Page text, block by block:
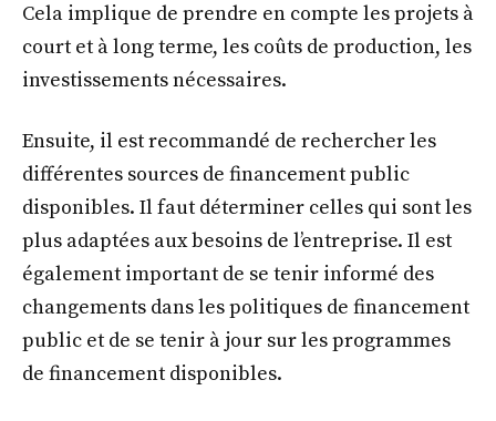
Cela implique de prendre en compte les projets à
court et à long terme, les coûts de production, les
investissements nécessaires.
Ensuite, il est recommandé de rechercher les
différentes sources de financement public
disponibles. Il faut déterminer celles qui sont les
plus adaptées aux besoins de l’entreprise. Il est
également important de se tenir informé des
changements dans les politiques de financement
public et de se tenir à jour sur les programmes
de financement disponibles.